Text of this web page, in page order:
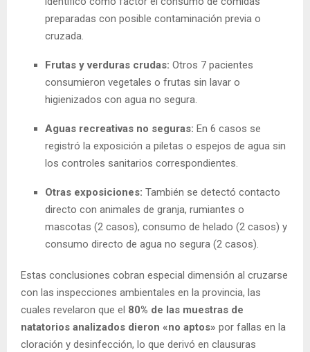
preparadas con posible contaminación previa o
cruzada.
Frutas y verduras crudas: Otros 7 pacientes
consumieron vegetales o frutas sin lavar o
higienizados con agua no segura.
Aguas recreativas no seguras: En 6 casos se
registró la exposición a piletas o espejos de agua sin
los controles sanitarios correspondientes.
Otras exposiciones: También se detectó contacto
directo con animales de granja, rumiantes o
mascotas (2 casos), consumo de helado (2 casos) y
consumo directo de agua no segura (2 casos).
Estas conclusiones cobran especial dimensión al cruzarse
con las inspecciones ambientales en la provincia, las
cuales revelaron que el 80% de las muestras de
natatorios analizados dieron «no aptos» por fallas en la
cloración y desinfección, lo que derivó en clausuras